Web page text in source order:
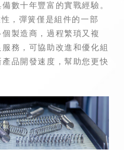
數十年豐富的實戰經驗。
，彈簧僅是組件的一部
製造商，過程繁瑣又複
務，可協助改進和優化組
品開發速度，幫助您更快